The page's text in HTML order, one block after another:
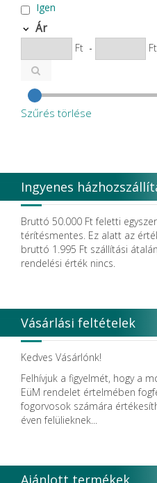
Igen
Ár
Ft - Ft
Szűrés törlése
Ingyenes
Bruttó 50.000 Ft feletti
térítésmentes. Ez alatt az
bruttó 1.995 Ft szállítási
rendelési érték nincs.
Vásárlási feltételek
Kedves Vásárlónk!
Felhívjuk a figyelmét, hogy a
EüM rendelet értelmében
fogorvosok számára
éven felülieknek...
Ajánlott termékek